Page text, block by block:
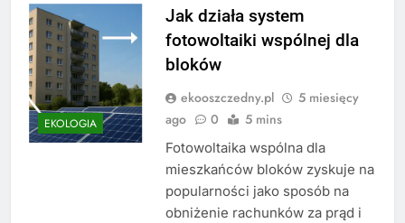
EKOLOGIA
Jak działa system
fotowoltaiki wspólnej dla
bloków
ekooszczedny.pl
5 miesięcy
ago
0 5 mins
Fotowoltaika wspólna dla
mieszkańców bloków zyskuje na
popularności jako sposób na
obniżenie rachunków za prąd i